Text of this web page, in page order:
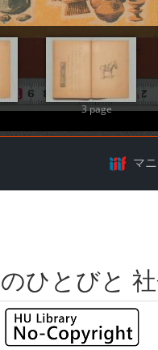
3 page
マ
ひとびと